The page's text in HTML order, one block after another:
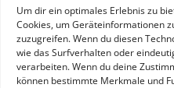
Um dir ein optimales Erlebnis zu
Cookies, um Geräteinformationen
zuzugreifen. Wenn du diesen
wie das Surfverhalten oder
verarbeiten. Wenn du deine
können bestimmte Merkmale und
A 15,3 kWh / 100km (komb.)*0
Elektr. Reichweite: km